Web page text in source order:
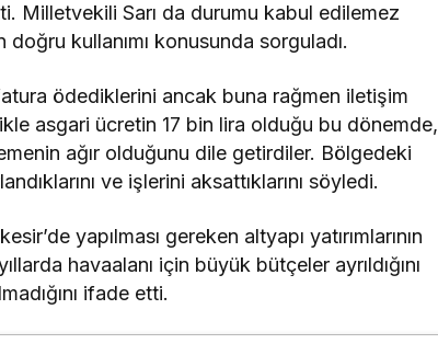
Milletvekili Sarı da durumu kabul edilemez
kullanımı konusunda sorguladı.
ödediklerini ancak buna rağmen iletişim
asgari ücretin 17 bin lira olduğu bu dönemde,
ağır olduğunu dile getirdiler. Bölgedeki
ve işlerini aksattıklarını söyledi.
yapılması gereken altyapı yatırımlarının
havaalanı için büyük bütçeler ayrıldığını
ifade etti.